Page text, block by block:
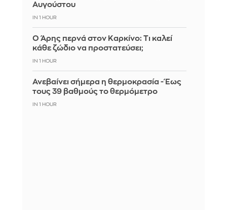
Αυγούστου
IN 1 HOUR
Ο Άρης περνά στον Καρκίνο: Τι καλεί
κάθε ζώδιο να προστατεύσει;
IN 1 HOUR
Ανεβαίνει σήμερα η θερμοκρασία - Έως
τους 39 βαθμούς το θερμόμετρο
IN 1 HOUR